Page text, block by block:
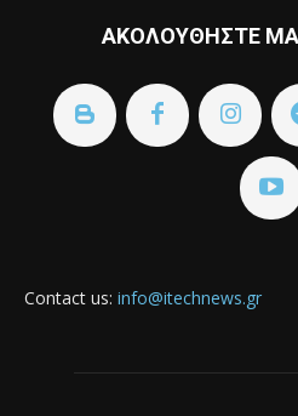
ΑΚΟΛΟΥΘΗΣΤΕ
Contact us: info@itechnews.gr